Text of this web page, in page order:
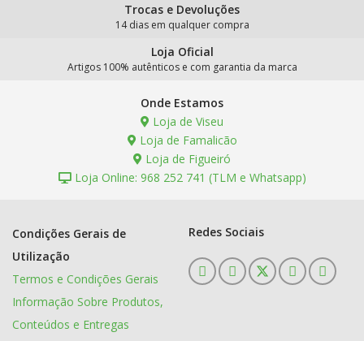
Trocas e Devoluções
14 dias em qualquer compra
Loja Oficial
Artigos 100% autênticos e com garantia da marca
Onde Estamos
Loja de Viseu
Loja de Famalicão
Loja de Figueiró
Loja Online: 968 252 741 (TLM e Whatsapp)
Condições Gerais de
Utilização
Termos e Condições Gerais
Informação Sobre Produtos,
Conteúdos e Entregas
Redes Sociais